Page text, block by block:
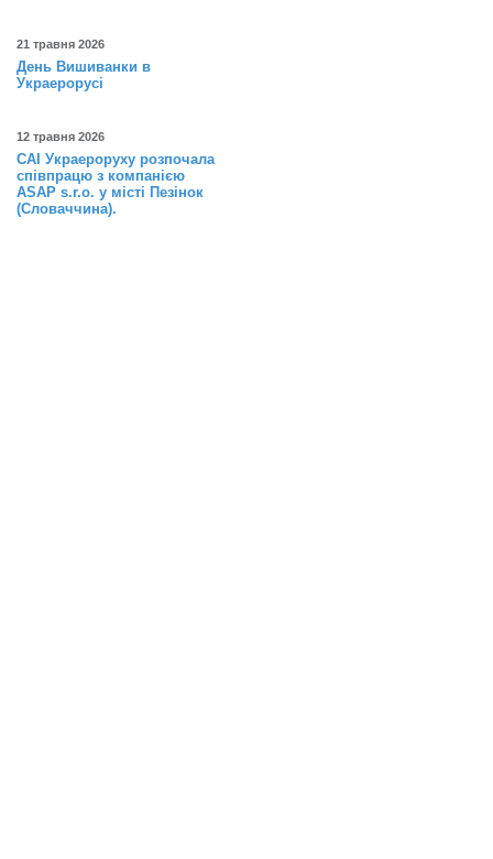
21 травня 2026
День Вишиванки в
Украерорусі
12 травня 2026
САІ Украероруху розпочала
співпрацю з компанією
ASAP s.r.o. у місті Пезінок
(Словаччина).